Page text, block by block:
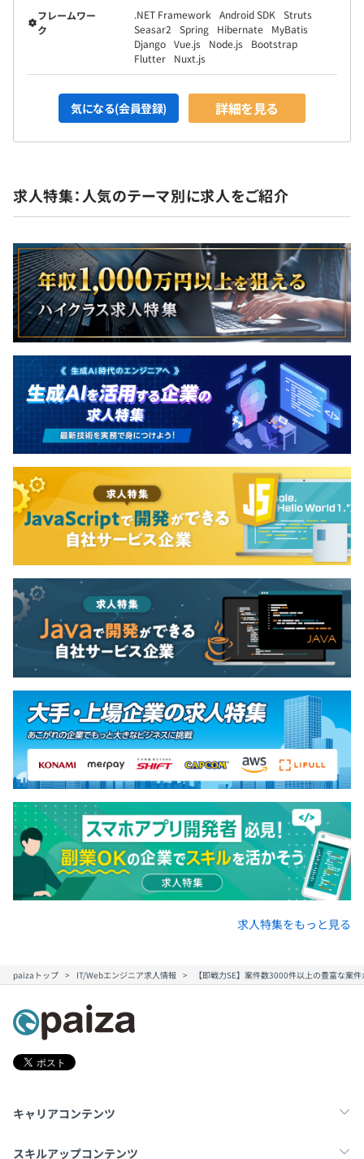
フレームワー
ク
.NET Framework Android SDK
Struts
Seasar2
Spring Hibernate
MyBatis
Django Vue.js Node.js
Bootstrap
Flutter
Nuxt.js
気になる(会員登録) 詳細を見る
求人特集：人気のテーマ別に求人をご紹介
求人特集をもっと見る
paizaトップ IT/Webエンジニア求人情報 【即戦力SE】案件数3000件以上の豊富な案
キャリアコンテンツ
転職・キャリア
スキルアップコンテンツ